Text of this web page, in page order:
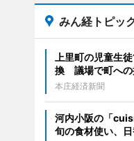
みん経トピッ
上里町の児童生
換 議場で町への
本庄経済新聞
河内小阪の「
旬の食材使い、